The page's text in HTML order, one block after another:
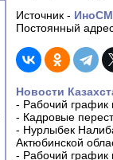
Источник -
Постоянный
Новости
- Рабочий график
- Кадровые
- Нурлыбек
Актюбинской
- Рабочий график